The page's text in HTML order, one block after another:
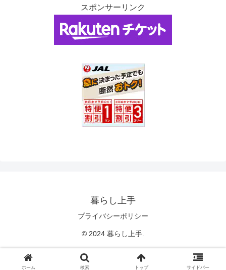
スポンサーリンク
暮らし上手
プライバシーポリシー
© 2024 暮らし上手.
ホーム 検索 トップ サイドバー